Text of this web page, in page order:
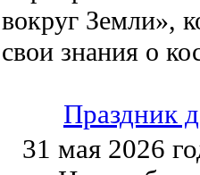
вокруг Земли»,
свои знания о
Праздник
31 мая 2026